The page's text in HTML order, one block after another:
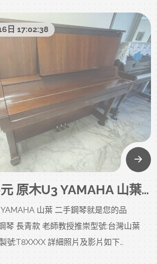
錯過可惜 下方為回購當下狀況目前整理
是我們專業認證回收後當下的原始狀況，
像去買中古車，車行都整理得很漂亮，但
狀況?是否被撞?是否大修?以下照片及影片
誠給您了解，放心喔!現在一台全新日本原
左右只要46800自己搬(同商品蝦皮賣7~8
您比較，歡迎比價)，比中階電鋼琴還便
部份老師不建議的電子商品?詳情如下說
日 17:02:38
只要39900元 原木U3 YAMAHA 山葉 T8萬號 二手鋼琴 就是您的 不在意外觀首選
山葉 二手鋼琴就是您的品
琴 長青款 老師教授推崇型號:台灣山葉
號:T8XXXX 詳細照片及影片如下
古升降琴椅、除濕棒、耐重珠碗、拭琴